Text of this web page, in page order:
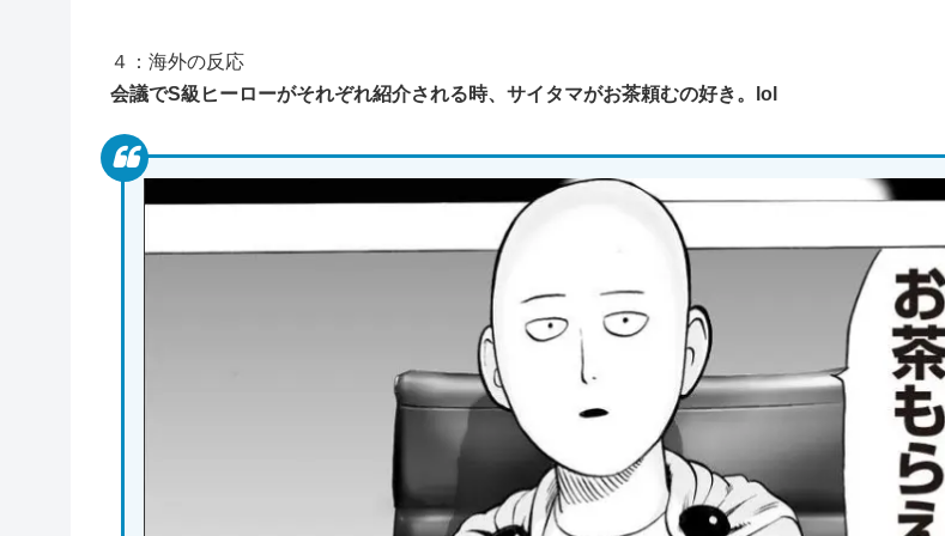
４：海外の反応
会議でS級ヒーローがそれぞれ紹介される時、サイタマがお茶頼むの好き。lol